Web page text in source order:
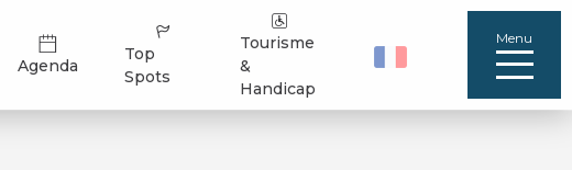
Agenda
Top
Spots
Tourisme
&
Handicap
Menu